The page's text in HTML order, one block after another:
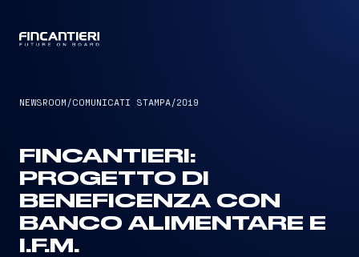
NEWSROOM /COMUNICATI STAMPA/2019
FINCANTIERI:
PROGETTO DI
BENEFICENZA CON
BANCO ALIMENTARE E
I.F.M.